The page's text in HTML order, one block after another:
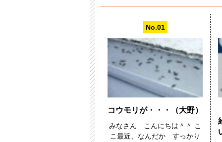
コウモリが・・・（大野）
みなさん こんにちは＾＾ こ
こ最近、なんだか すっかり